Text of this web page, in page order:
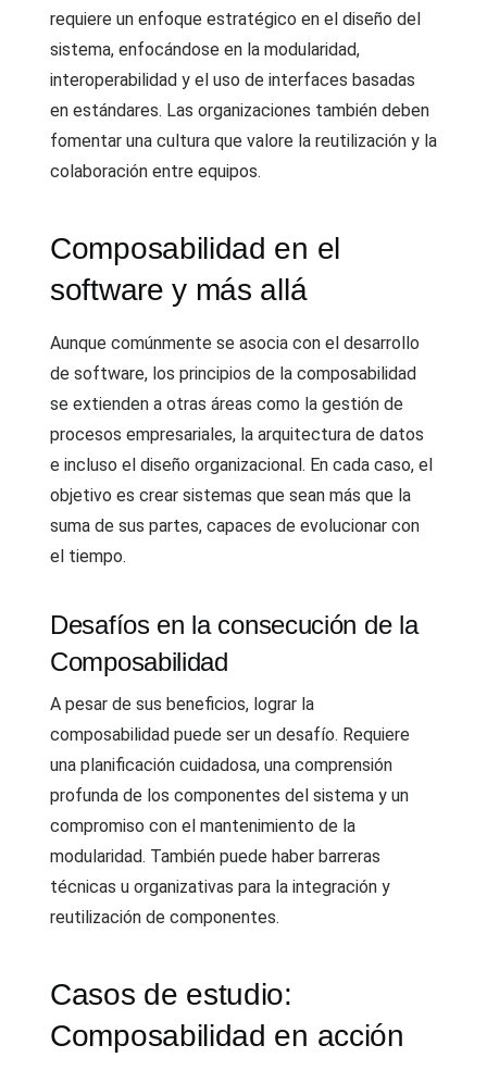
requiere un enfoque estratégico en el diseño del
sistema, enfocándose en la modularidad,
interoperabilidad y el uso de interfaces basadas
en estándares. Las organizaciones también deben
fomentar una cultura que valore la reutilización y la
colaboración entre equipos.
Composabilidad en el
software y más allá
Aunque comúnmente se asocia con el desarrollo
de software, los principios de la composabilidad
se extienden a otras áreas como la gestión de
procesos empresariales, la arquitectura de datos
e incluso el diseño organizacional. En cada caso, el
objetivo es crear sistemas que sean más que la
suma de sus partes, capaces de evolucionar con
el tiempo.
Desafíos en la consecución de la
Composabilidad
A pesar de sus beneficios, lograr la
composabilidad puede ser un desafío. Requiere
una planificación cuidadosa, una comprensión
profunda de los componentes del sistema y un
compromiso con el mantenimiento de la
modularidad. También puede haber barreras
técnicas u organizativas para la integración y
reutilización de componentes.
Casos de estudio:
Composabilidad en acción